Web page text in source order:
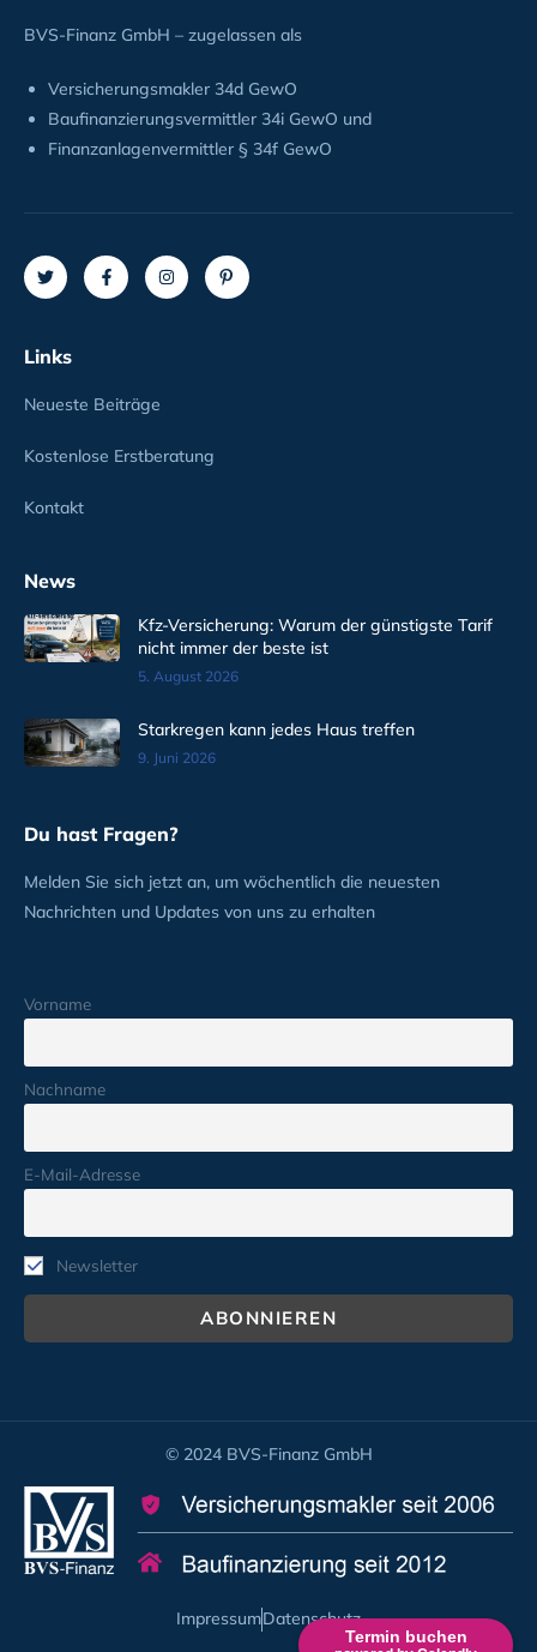
Termin buchen
BVS-Finanz GmbH – zugelassen als
Versicherungsmakler 34d GewO
Baufinanzierungsvermittler 34i GewO und
Finanzanlagenvermittler § 34f GewO
Links
Neueste Beiträge
Kostenlose Erstberatung
Kontakt
News
Kfz-Versicherung: Warum der günstigste Tarif
nicht immer der beste ist
5. August 2026
Starkregen kann jedes Haus treffen
9. Juni 2026
Du hast Fragen?
Melden Sie sich jetzt an, um wöchentlich die neuesten
Nachrichten und Updates von uns zu erhalten
Vorname
Nachname
E-Mail-Adresse
Newsletter
© 2024 BVS-Finanz GmbH
ImpressumDatenschutz